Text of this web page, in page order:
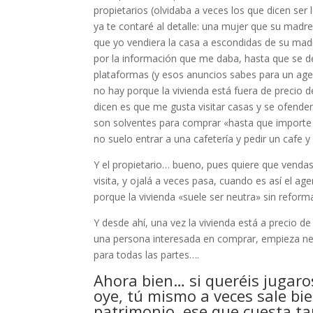
propietarios (olvidaba a veces los que dicen
ya te contaré al detalle: una mujer que su
que yo vendiera la casa a escondidas de su
por la información que me daba, hasta que se
plataformas (y esos anuncios sabes para un
no hay porque la vivienda está fuera de precio
dicen es que me gusta visitar casas y se
son solventes para comprar «hasta que
no suelo entrar a una cafetería y pedir un cafe
Y el propietario… bueno, pues quiere que
visita, y ojalá a veces pasa, cuando es así el
porque la vivienda «suele ser neutra» sin
Y desde ahí, una vez la vivienda está a precio
una persona interesada en comprar, empieza
para todas las partes….
Ahora bien… si queréis
oye, tú mismo a veces sale